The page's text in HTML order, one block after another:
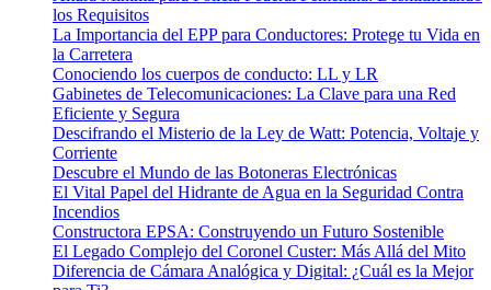
los Requisitos
La Importancia del EPP para Conductores: Protege tu Vida en
la Carretera
Conociendo los cuerpos de conducto: LL y LR
Gabinetes de Telecomunicaciones: La Clave para una Red
Eficiente y Segura
Descifrando el Misterio de la Ley de Watt: Potencia, Voltaje y
Corriente
Descubre el Mundo de las Botoneras Electrónicas
El Vital Papel del Hidrante de Agua en la Seguridad Contra
Incendios
Constructora EPSA: Construyendo un Futuro Sostenible
El Legado Complejo del Coronel Custer: Más Allá del Mito
Diferencia de Cámara Analógica y Digital: ¿Cuál es la Mejor